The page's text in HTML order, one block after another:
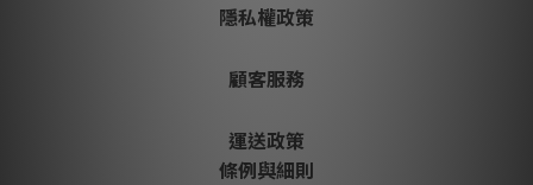
隱私權政策
顧客服務
運送政策
條例與細則